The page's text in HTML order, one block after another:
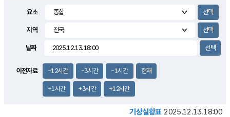
3.4m/s
요소
지역
날짜
이전자료 -12시간 -3시간 -1시간 현재
+1시간 +3시간 +12시간
기상실황표 2025.12.13.18:00